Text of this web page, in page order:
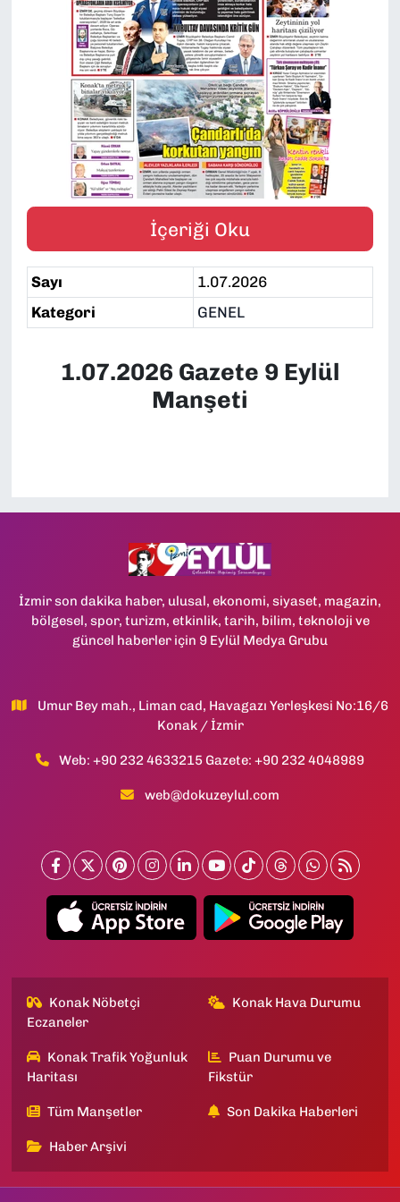
İçeriği Oku
Sayı
1.07.2026
Kategori
GENEL
1.07.2026 Gazete 9 Eylül
Manşeti
İzmir son dakika haber, ulusal, ekonomi, siyaset, magazin,
bölgesel, spor, turizm, etkinlik, tarih, bilim, teknoloji ve
güncel haberler için 9 Eylül Medya Grubu
Umur Bey mah., Liman cad, Havagazı Yerleşkesi No:16/6
Konak / İzmir
Web: +90 232 4633215 Gazete: +90 232 4048989
web@dokuzeylul.com
Konak Nöbetçi
Eczaneler
Konak Hava Durumu
Konak Trafik Yoğunluk
Haritası
Puan Durumu ve
Fikstür
Tüm Manşetler Son Dakika Haberleri
Haber Arşivi
SAĞLIK
SPOR
TEKNOLOJİ
YAŞAM
YEREL YÖNETİMLER